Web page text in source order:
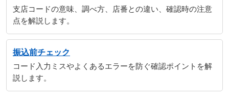
支店コードの意味、調べ方、店番との違い、確認時の注意
点を解説します。
振込前チェック
コード入力ミスやよくあるエラーを防ぐ確認ポイントを解
説します。